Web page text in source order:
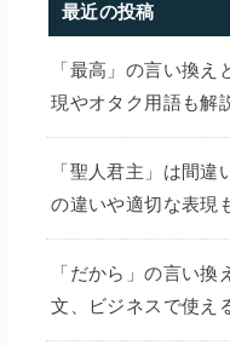
最近の投稿
「最高」の言い換
現やオタク用語も解
「聖人君主」は間違
の違いや適切な表現
「だから」の言い換
文、ビジネスで使え